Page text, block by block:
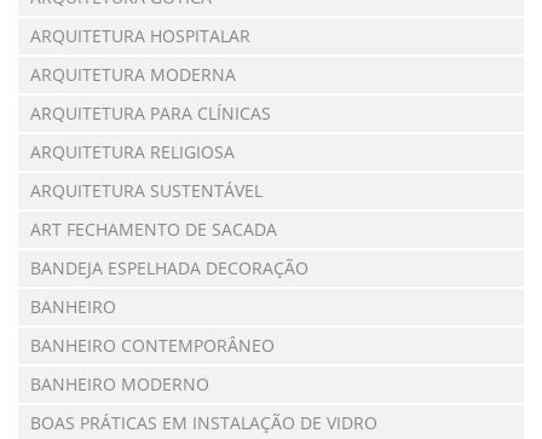
ARQUITETURA HOSPITALAR
ARQUITETURA MODERNA
ARQUITETURA PARA CLÍNICAS
ARQUITETURA RELIGIOSA
ARQUITETURA SUSTENTÁVEL
ART FECHAMENTO DE SACADA
BANDEJA ESPELHADA DECORAÇÃO
BANHEIRO
BANHEIRO CONTEMPORÂNEO
BANHEIRO MODERNO
BOAS PRÁTICAS EM INSTALAÇÃO DE VIDRO